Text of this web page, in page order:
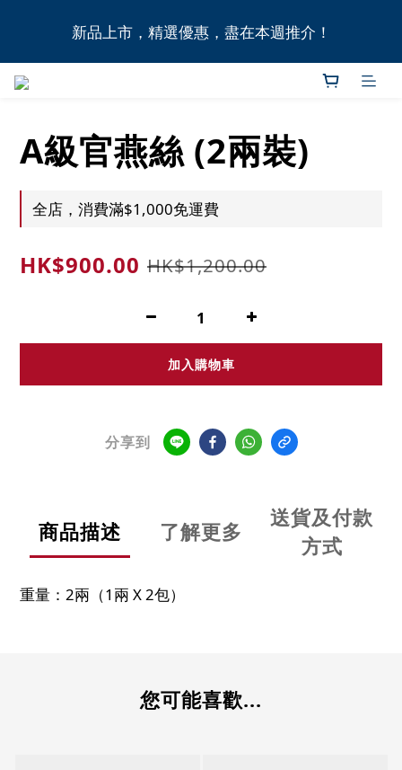
全港11間門市自取無門檻，買滿HK$1,000即享本地免
費送貨上門服務！
新品上市，精選優惠，盡在本週推介！
全港11間門市自取無門檻，買滿HK$1,000即享本地免
A級官燕絲 (2兩裝)
全店，消費滿$1,000免運費
HK$900.00 HK$1,200.00
加入購物車
分享到
商品描述 了解更多
送貨及付款
方式
重量：2兩（1兩 X 2包）
您可能喜歡...